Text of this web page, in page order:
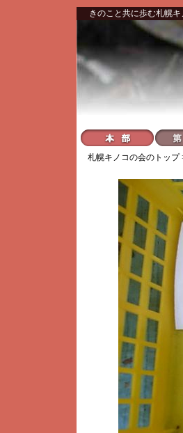
きのこと共に歩む札幌
札幌キノコの会のトップ